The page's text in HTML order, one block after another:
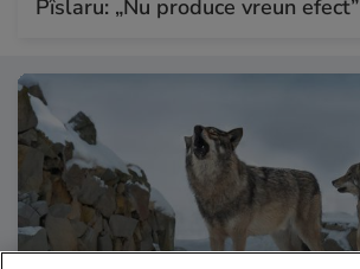
Pîslaru: „Nu produce vreun efect”